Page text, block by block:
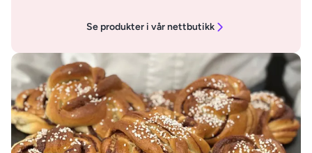
Se produkter i vår nettbutikk